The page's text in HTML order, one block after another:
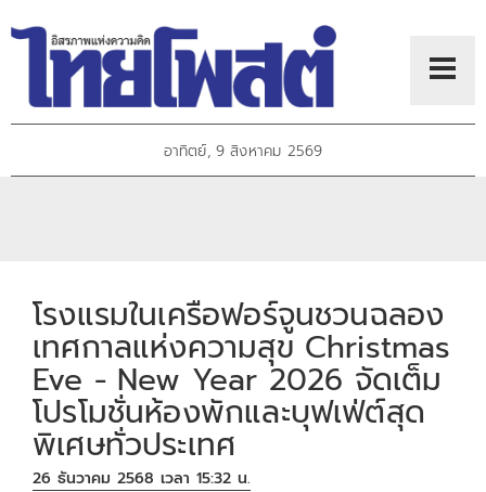
อาทิตย์, 9 สิงหาคม 2569
โรงแรมในเครือฟอร์จูนชวนฉลอง
เทศกาลแห่งความสุข Christmas
Eve - New Year 2026 จัดเต็ม
โปรโมชั่นห้องพักและบุฟเฟ่ต์สุด
พิเศษทั่วประเทศ
26 ธันวาคม 2568 เวลา 15:32 น.